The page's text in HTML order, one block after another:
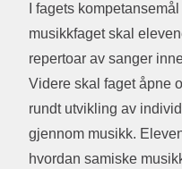
I fagets
musikkfaget skal
repertoar av sanger
Videre skal faget åpne
rundt utvikling av
gjennom musikk.
hvordan samiske